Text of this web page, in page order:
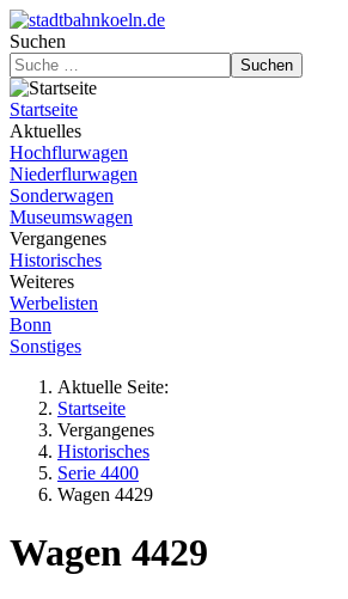
Suchen
Suchen
Startseite
Aktuelles
Hochflurwagen
Niederflurwagen
Sonderwagen
Museumswagen
Vergangenes
Historisches
Weiteres
Werbelisten
Bonn
Sonstiges
Aktuelle Seite:
Startseite
Vergangenes
Historisches
Serie 4400
Wagen 4429
Wagen 4429